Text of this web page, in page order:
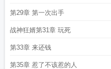
第29章 第一次出手
战神狂婿第31章 玩死
第33章 来还钱
第35章 惹了不该惹的人